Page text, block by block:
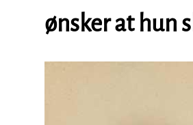
ønsker at hun